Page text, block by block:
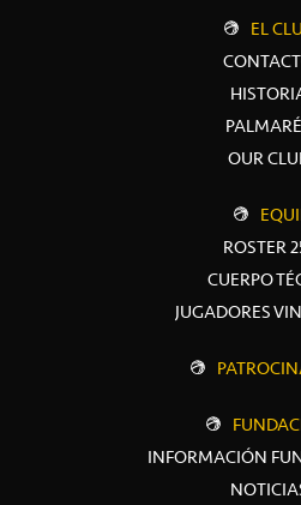
EL
OUR
ROSTER
CUERPO
JUGADORES
INFORMACIÓN